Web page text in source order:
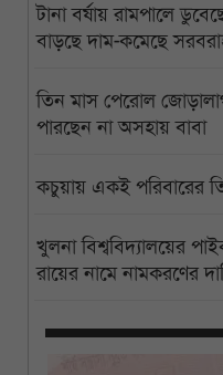
টানা বর্ষায় রামপালে
বাড়ছে দাম-কমেছে
তিন মাস পেরোল
পারছেন না অসহায় বাবা
কচুয়ায় একই পরিবারের
খুলনা বিশ্ববিদ্যালয়ের
রায়ের নামে নামকরণের